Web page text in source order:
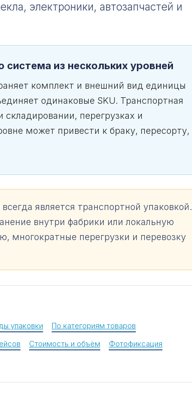
электроники, автозапчастей и
из нескольких уровней
комплект и внешний вид единицы
одинаковые SKU. Транспортная
перегрузках и
может привести к браку, пересорту,
является транспортной упаковкой.
внутри фабрики или локальную
многократные перегрузки и перевозку
упаковки
По категориям товаров
Стоимость и объём
Фотофиксация